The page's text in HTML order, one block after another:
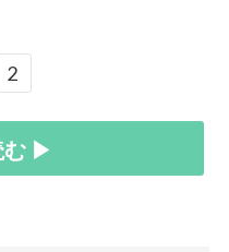
2
む ▶